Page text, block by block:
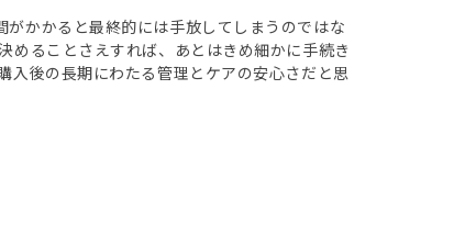
かかると最終的には手放してしまうのではな
めることさえすれば、あとはきめ細かに手続き
入後の長期にわたる管理とケアの安心さだと思